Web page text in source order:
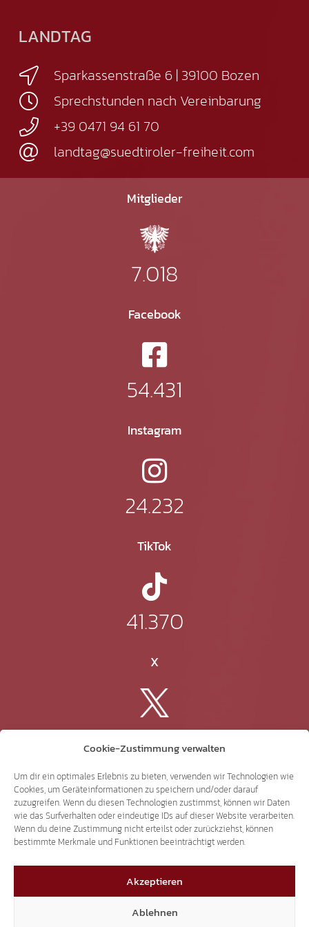
Cookie-Zustimmung verwalten
Um dir ein optimales Erlebnis zu bieten, verwenden wir Technologien wie
Cookies, um Geräteinformationen zu speichern und/oder darauf
zuzugreifen. Wenn du diesen Technologien zustimmst, können wir Daten
wie das Surfverhalten oder eindeutige IDs auf dieser Website verarbeiten.
Wenn du deine Zustimmung nicht erteilst oder zurückziehst, können
bestimmte Merkmale und Funktionen beeinträchtigt werden.
Akzeptieren
Ablehnen
LANDTAG
Sparkassenstraße 6 | 39100 Bozen
Sprechstunden nach Vereinbarung
+39 0471 94 61 70
landtag@suedtiroler-freiheit.com
Mitglieder
7.018
Facebook
54.431
Instagram
24.232
TikTok
41.370
X
3.507
Threads
3.401
YouTube